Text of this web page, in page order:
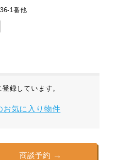
1番他
録しています。
お気に入り物件
商談予約